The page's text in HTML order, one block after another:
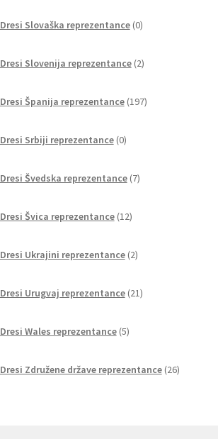
Dresi Slovaška reprezentance 0izdelkov
Dresi Slovenija reprezentance 2izdelka
Dresi Španija reprezentance 197izdelkov
Dresi Srbiji reprezentance 0izdelkov
Dresi Švedska reprezentance 7izdelkov
Dresi Švica reprezentance 12izdelkov
Dresi Ukrajini reprezentance 2izdelka
Dresi Urugvaj reprezentance 21izdelkov
Dresi Wales reprezentance 5izdelkov
Dresi Združene države reprezentance 26izdelkov